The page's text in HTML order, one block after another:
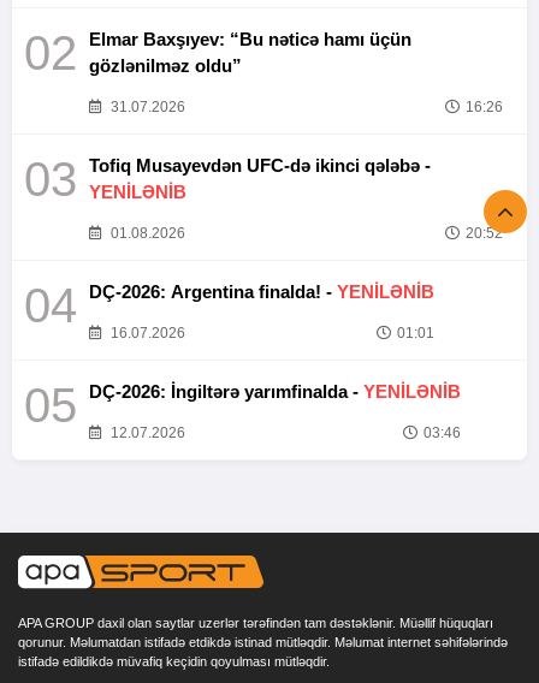
02
Elmar Baxşıyev: “Bu nəticə hamı üçün
gözlənilməz oldu”
31.07.2026 16:26
03
Tofiq Musayevdən UFC-də ikinci qələbə -
YENİLƏNİB
01.08.2026 20:52
04 DÇ-2026: Argentina finalda! - YENİLƏNİB
16.07.2026 01:01
05 DÇ-2026: İngiltərə yarımfinalda - YENİLƏNİB
12.07.2026 03:46
APA GROUP daxil olan saytlar uzerlər tərəfindən tam dəstəklənir. Müəllif hüquqları
qorunur. Məlumatdan istifadə etdikdə istinad mütləqdir. Məlumat internet səhifələrində
istifadə edildikdə müvafiq keçidin qoyulması mütləqdir.